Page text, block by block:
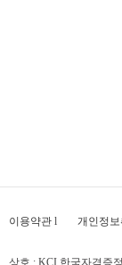
이용약관 l 개인정보
상호 : KCI 한국자격증